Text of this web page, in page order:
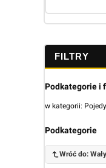
Koniec menu
Podkategorie i
w kategorii:
Podkategorie
Wróć do: